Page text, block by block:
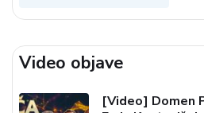
Video objave
[Video] Domen